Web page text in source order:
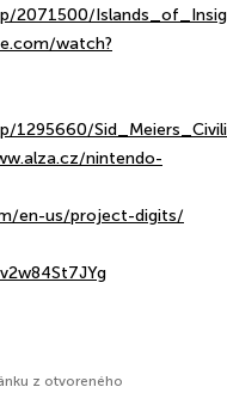
2071500/
watch?
1295660/
nintendo-
en-us/project-digits/
z otvoreného